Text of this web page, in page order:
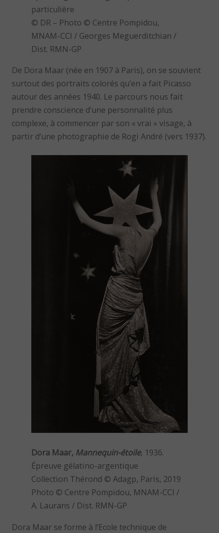
particulière
© DR – Photo © Centre Pompidou,
MNAM-CCI / Georges Meguerditchian /
Dist. RMN-GP
De Dora Maar (née en 1907 à Paris), on se souvient
surtout des portraits colorés qu’en a fait Picasso
autour des années 1940. Le parcours nous fait
prendre conscience d’une personnalité plus
complexe, à commencer par son « vrai » visage, à
partir d’une photographie de Rogi André (vers 1937).
Dora Maar, Mannequin-étoile, 1936.
Épreuve gélatino-argentique
Collection Thérond © Adagp, Paris, 2019
Photo © Centre Pompidou, MNAM-CCI /
A. Laurans / Dist. RMN-GP
Dora Maar se forme à l’Ecole technique de